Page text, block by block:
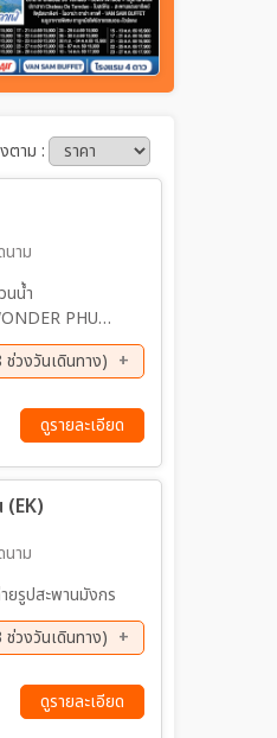
ตาม :
นาม
นน้ำ
PHU
วงวันเดินทาง)
69 - 11 ต.ค. 69
ดูรายละเอียด
นาม
ด้ง ถ่ายรูปสะพานมังกร
วงวันเดินทาง)
ดูรายละเอียด